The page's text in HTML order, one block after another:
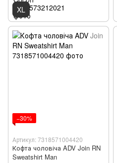
XL
−30%
Артикул: 7318571004420
Кофта чоловіча ADV Join RN
Sweatshirt Man